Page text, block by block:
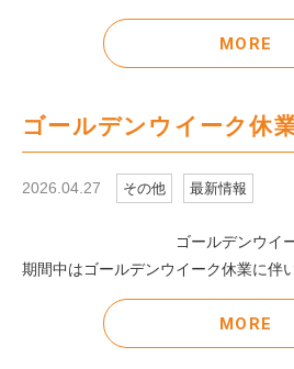
MORE
ゴールデンウイーク休
2026.04.27 その他 最新情報
ゴールデンウイーク休業
期間中はゴールデンウイーク休業に伴
MORE